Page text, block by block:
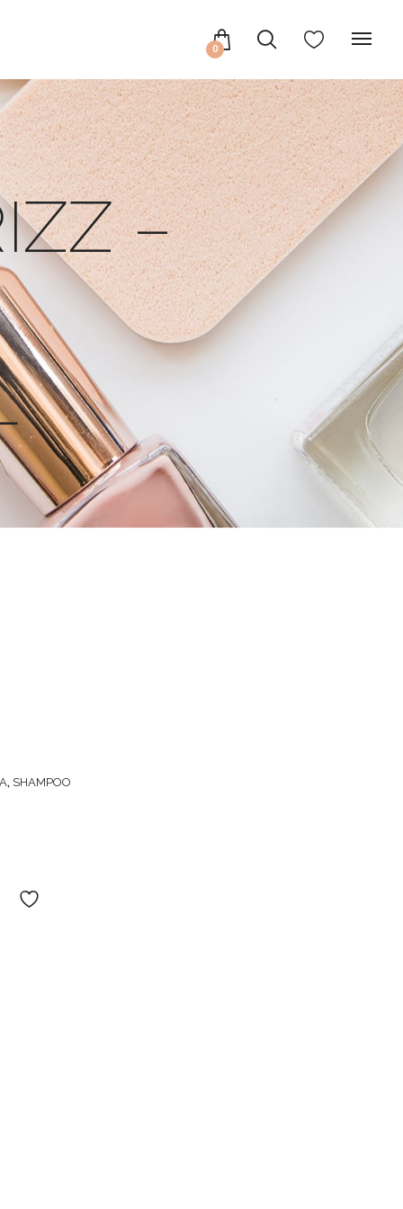
0
–
, SHAMPOO